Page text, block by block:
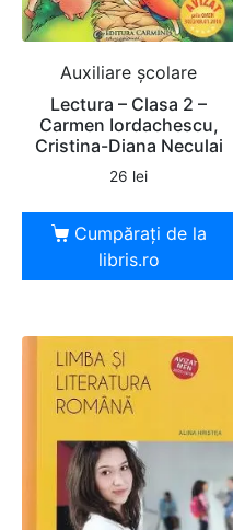
Auxiliare şcolare
Lectura – Clasa 2 –
Carmen Iordachescu,
Cristina-Diana Neculai
26 lei
Cumpărați de la
libris.ro